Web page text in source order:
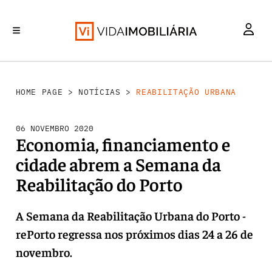
HOME PAGE > NOTÍCIAS > REABILITAÇÃO URBANA
06 NOVEMBRO 2020
Economia, financiamento e
cidade abrem a Semana da
Reabilitação do Porto
A Semana da Reabilitação Urbana do Porto -
rePorto regressa nos próximos dias 24 a 26 de
novembro.